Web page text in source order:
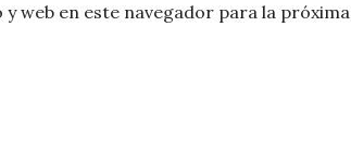
web en este navegador para la próxima